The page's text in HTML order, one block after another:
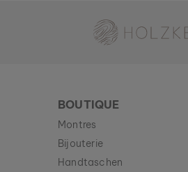
BOUTIQUE
Montres
Bijouterie
Handtaschen